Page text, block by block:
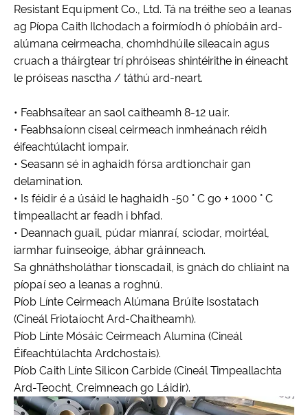
Resistant Equipment Co., Ltd. Tá na tréithe seo a leanas
ag Píopa Caith Ilchodach a foirmíodh ó phíobáin ard-
alúmana ceirmeacha, chomhdhúile sileacain agus
cruach a tháirgtear trí phróiseas shintéirithe in éineacht
le próiseas nasctha / táthú ard-neart.
• Feabhsaítear an saol caitheamh 8-12 uair.
• Feabhsaíonn ciseal ceirmeach inmheánach réidh
éifeachtúlacht iompair.
• Seasann sé in aghaidh fórsa ardtionchair gan
delamination.
• Is féidir é a úsáid le haghaidh -50 ° C go + 1000 ° C
timpeallacht ar feadh i bhfad.
• Deannach guail, púdar mianraí, sciodar, moirtéal,
iarmhar fuinseoige, ábhar gráinneach.
Sa ghnáthsholáthar tionscadail, is gnách do chliaint na
píopaí seo a leanas a roghnú.
Píob Línte Ceirmeach Alúmana Brúite Isostatach
(Cineál Friotaíocht Ard-Chaitheamh).
Píob Línte Mósáic Ceirmeach Alumina (Cineál
Éifeachtúlachta Ardchostais).
Píob Caith Línte Silicon Carbide (Cineál Timpeallachta
Ard-Teocht, Creimneach go Láidir).